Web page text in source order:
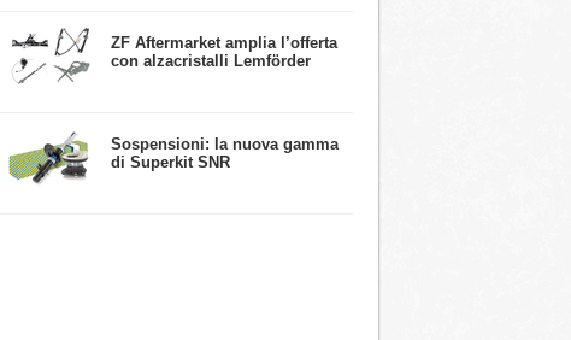
ZF Aftermarket amplia l’offerta
con alzacristalli Lemförder
​Sospensioni: la nuova gamma
di Superkit SNR